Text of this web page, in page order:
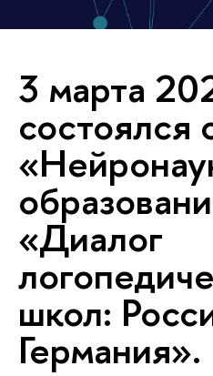
3 марта
состоялся
«Диалог
школ:
Германия».